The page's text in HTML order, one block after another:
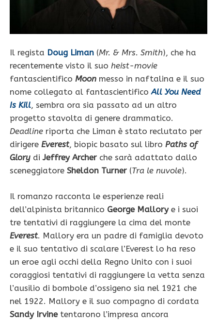
Il regista Doug Liman (Mr. & Mrs. Smith), che ha
recentemente visto il suo heist-movie
fantascientifico Moon messo in naftalina e il suo
nome collegato al fantascientificoAll You Need
Is Kill, sembra ora sia passato ad un altro
progetto stavolta di genere drammatico.
Deadline riporta che Liman è stato reclutato per
dirigere Everest, biopic basato sul libro Paths of
Glory diJeffrey Archer che sarà adattato dallo
sceneggiatore Sheldon Turner (Tra le nuvole).
Il romanzo racconta le esperienze reali
dell’alpinista britannico George Mallorye i suoi
tre tentativi di raggiungere la cima del monte
Everest. Mallory era un padre di famiglia devoto
e il suo tentativo di scalare l’Everest lo ha reso
un eroe agli occhi della Regno Unito con i suoi
coraggiosi tentativi di raggiungere la vetta senza
l’ausilio di bombole d’ossigeno sia nel 1921 che
nel 1922. Mallory e il suo compagno di cordata
Sandy Irvinetentarono l’impresa ancora